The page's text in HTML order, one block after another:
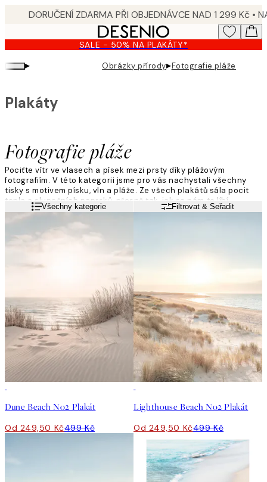
content.
SALE - 50% NA PLAKÁTY*
▸ Obrázky přírody▸Fotografie pláže
Fotografie pláže
Plakáty
Pociťte vítr ve vlasech a písek mezi prsty díky plážovým
fotografiím. V této kategorii jsme pro vás nachystali všechny
tisky s motivem písku, vln a pláže. Ze všech plakátů sála pocit
tepla a slunečních paprsků, přesně tak, jak se nám to líbí.
Obměňte své plážové fotografie podle sezóny nebo si je nechte
celoročně.
Přečtěte si víceVšechny kategorie Filtrovat & Seřadit
Dune Beach No2 Plakát
Od 249,50 Kč499 Kč
Lighthouse Beach No2 Plakát
Od 249,50 Kč499 Kč